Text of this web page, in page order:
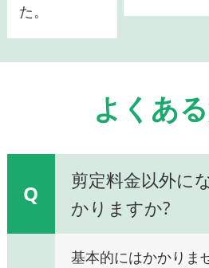
た。
よくあ
Q
剪定料金以外に
かりますか?
基本的にはかかりま